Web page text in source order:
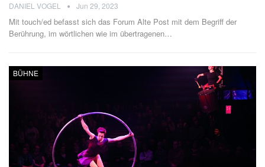
DANIEL VOGEL Jun 29, 2023
Mit touch/ed befasst sich das Forum Alte Post mit dem Begriff der
Berührung, im wörtlichen wie im übertragenen…
BÜHNE